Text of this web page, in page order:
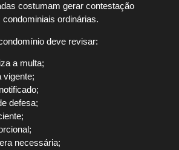
costumam gerar contestação
ordinárias.
deve revisar:
a multa;
vigente;
defesa;
necessária;